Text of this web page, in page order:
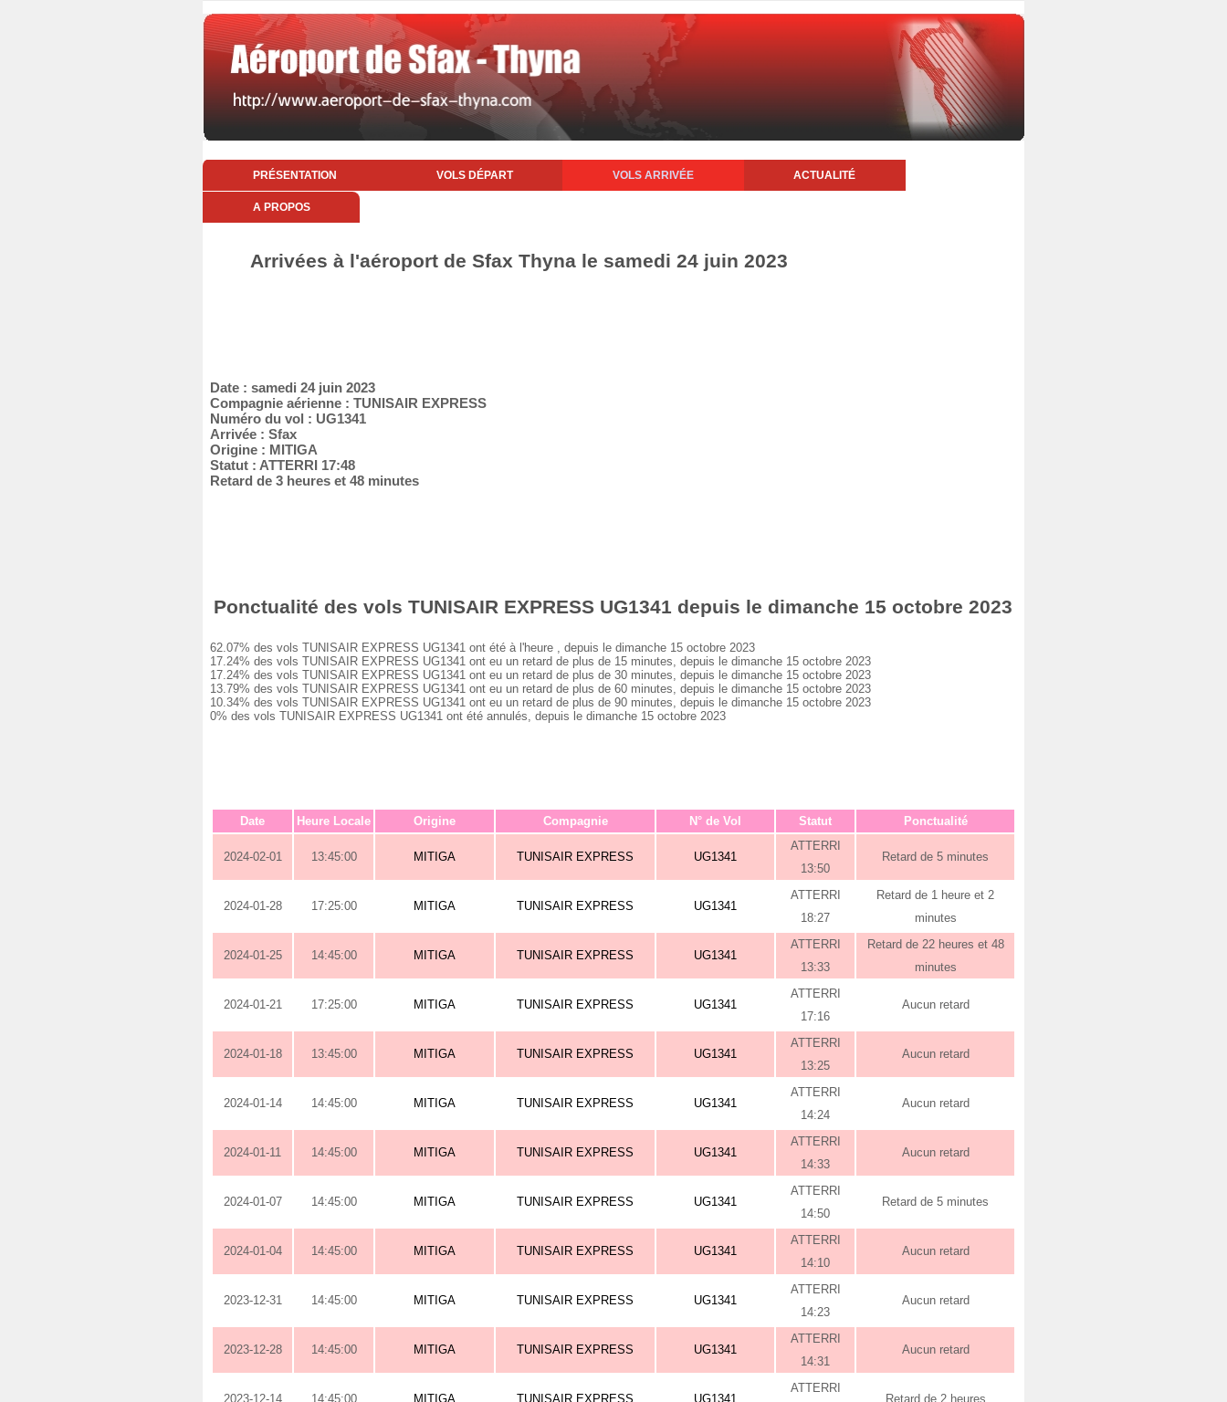
PRÉSENTATION VOLS DÉPART VOLS ARRIVÉE ACTUALITÉ
A PROPOS
Arrivées à l'aéroport de Sfax Thyna le samedi 24 juin 2023
Date : samedi 24 juin 2023
Compagnie aérienne : TUNISAIR EXPRESS
Numéro du vol : UG1341
Arrivée : Sfax
Origine : MITIGA
Statut : ATTERRI 17:48
Retard de 3 heures et 48 minutes
Ponctualité des vols TUNISAIR EXPRESS UG1341 depuis le dimanche 15 octobre 2023
62.07% des vols TUNISAIR EXPRESS UG1341 ont été à l'heure , depuis le dimanche 15 octobre 2023
17.24% des vols TUNISAIR EXPRESS UG1341 ont eu un retard de plus de 15 minutes, depuis le dimanche 15 octobre 2023
17.24% des vols TUNISAIR EXPRESS UG1341 ont eu un retard de plus de 30 minutes, depuis le dimanche 15 octobre 2023
13.79% des vols TUNISAIR EXPRESS UG1341 ont eu un retard de plus de 60 minutes, depuis le dimanche 15 octobre 2023
10.34% des vols TUNISAIR EXPRESS UG1341 ont eu un retard de plus de 90 minutes, depuis le dimanche 15 octobre 2023
0% des vols TUNISAIR EXPRESS UG1341 ont été annulés, depuis le dimanche 15 octobre 2023
Date Heure Locale Origine Compagnie N° de Vol Statut Ponctualité
2024-02-01 13:45:00 MITIGA TUNISAIR EXPRESS UG1341
ATTERRI
13:50
Retard de 5 minutes
2024-01-28 17:25:00 MITIGA TUNISAIR EXPRESS UG1341
ATTERRI
18:27
Retard de 1 heure et 2
minutes
2024-01-25 14:45:00 MITIGA TUNISAIR EXPRESS UG1341
ATTERRI
13:33
Retard de 22 heures et 48
minutes
2024-01-21 17:25:00 MITIGA TUNISAIR EXPRESS UG1341
ATTERRI
17:16
Aucun retard
2024-01-18 13:45:00 MITIGA TUNISAIR EXPRESS UG1341
ATTERRI
13:25
Aucun retard
2024-01-14 14:45:00 MITIGA TUNISAIR EXPRESS UG1341
ATTERRI
14:24
Aucun retard
2024-01-11 14:45:00 MITIGA TUNISAIR EXPRESS UG1341
ATTERRI
14:33
Aucun retard
2024-01-07 14:45:00 MITIGA TUNISAIR EXPRESS UG1341
ATTERRI
14:50
Retard de 5 minutes
2024-01-04 14:45:00 MITIGA TUNISAIR EXPRESS UG1341
ATTERRI
14:10
Aucun retard
2023-12-31 14:45:00 MITIGA TUNISAIR EXPRESS UG1341
ATTERRI
14:23
Aucun retard
2023-12-28 14:45:00 MITIGA TUNISAIR EXPRESS UG1341
ATTERRI
14:31
Aucun retard
2023-12-14 14:45:00 MITIGA TUNISAIR EXPRESS UG1341
ATTERRI
Retard de 2 heures